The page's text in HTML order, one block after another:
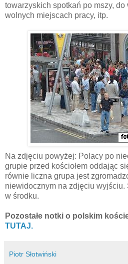
towarzyskich spotkań po mszy, do
wolnych miejscach pracy, itp.
Na zdjęciu powyżej: Polacy po
grupie przed kościołem oddając
równie liczna grupa jest
niewidocznym na zdjęciu wyjściu.
w środku.
Pozostałe notki o polskim
TUTAJ.
Piotr Słotwiński